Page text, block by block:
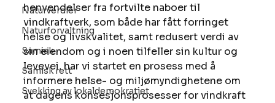
Naturverdier
Naturforvaltning
Samisk
Samisk rett
Svekking av lokaldemokratiet
henvendelser fra fortvilte naboer til
vindkraftverk, som både har fått forringet
helse og livskvalitet, samt redusert verdi av
sin eiendom og i noen tilfeller sin kultur og
levevei, har vi startet en prosess med å
informere helse- og miljømyndighetene om
at dagens konsesjonsprosesser for vindkraft